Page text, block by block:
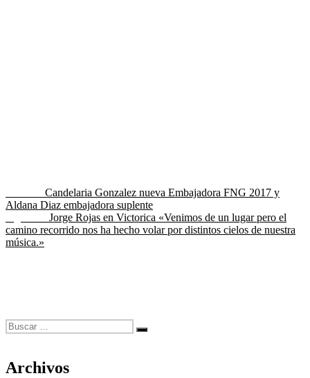
Navegación
de
entradas
Entrada
anterior:
Candelaria Gonzalez nueva Embajadora FNG 2017 y
Aldana Diaz embajadora suplente
Entrada
siguiente:
Jorge Rojas en Victorica «Venimos de un lugar pero el
camino recorrido nos ha hecho volar por distintos cielos de nuestra
música.»
Buscar
por:
Buscar
Archivos